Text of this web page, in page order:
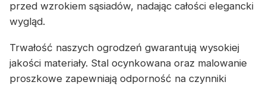
przed wzrokiem sąsiadów, nadając całości elegancki
wygląd.
Trwałość naszych ogrodzeń gwarantują wysokiej
jakości materiały. Stal ocynkowana oraz malowanie
proszkowe zapewniają odporność na czynniki